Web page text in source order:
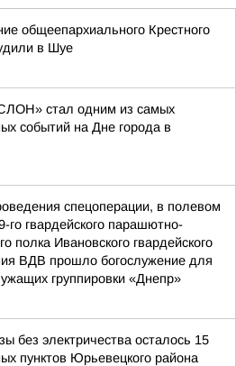
общеепархиального Крестного
в Шуе
стал одним из самых
событий на Дне города в
спецоперации, в полевом
го гвардейского парашютно-
полка Ивановского гвардейского
ВДВ прошло богослужение для
группировки «Днепр»
без электричества осталось 15
пунктов Юрьевецкого района